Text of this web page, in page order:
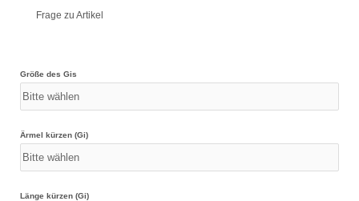
Frage zu Artikel
Größe des Gis
Ärmel kürzen (Gi)
Länge kürzen (Gi)